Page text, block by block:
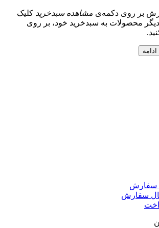
روی دکمه‌یمشاهده سبدخریدکلیک
به سبدخرید خود، بر روی